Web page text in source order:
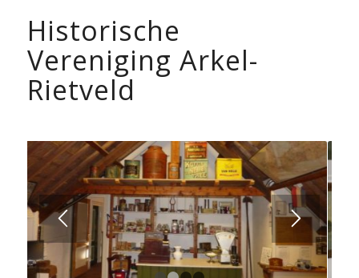
Historische
Vereniging Arkel-
Rietveld